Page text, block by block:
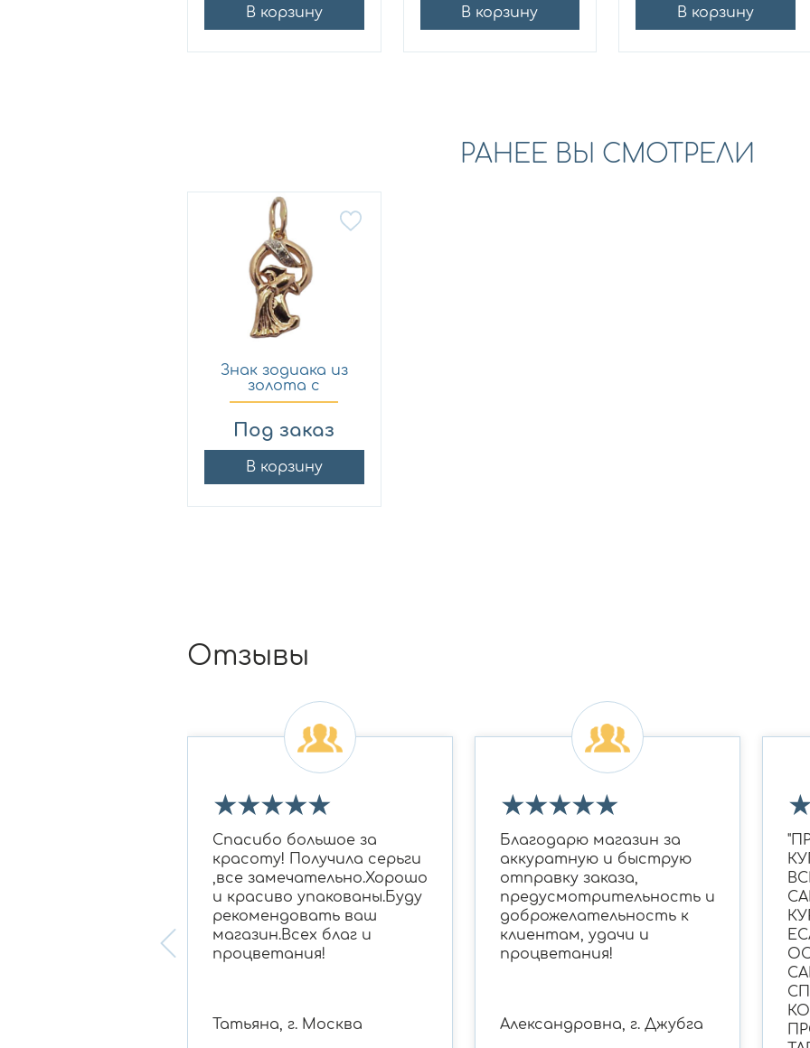
В корзину В корзину В корзину
РАНЕЕ ВЫ СМОТРЕЛИ
Знак зодиака из
золота с
фианитом Эст...
Под заказ
В корзину
Отзывы
★★★★★
Спасибо большое за
красоту! Получила серьги
,все замечательно.Хорошо
и красиво упакованы.Буду
рекомендовать ваш
магазин.Всех благ и
процветания!
Татьяна, г. Москва
★★★★★
Благодарю магазин за
аккуратную и быструю
отправку заказа,
предусмотрительность и
доброжелательность к
клиентам, удачи и
процветания!
Александровна, г. Джубга